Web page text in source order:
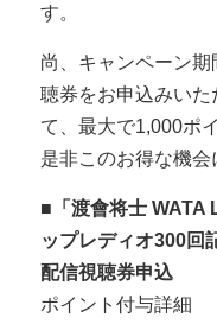
す。
尚、キャンペーン
聴券をお申込みい
て、最大で1,000ポ
是非このお得な機
■「渡會将士 WATA
ップレディオ300回
配信視聴券申込
ポイント付与詳細